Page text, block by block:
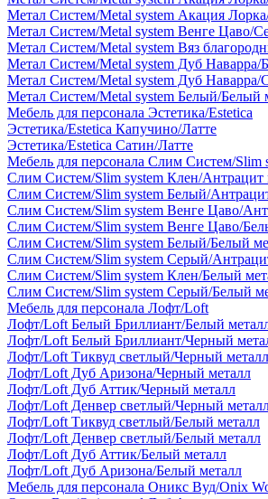
Метал Систем/Metal system Акация
Метал Систем/Metal system Венге Цаво/
Метал Систем/Metal system Вяз
Метал Систем/Metal system Дуб Наварра/
Метал Систем/Metal system Дуб Наварра/
Метал Систем/Metal system Белый/Белый
Мебель для персонала Эстетика/Estetica
Эстетика/Estetica Капучино/Латте
Эстетика/Estetica Сатин/Латте
Мебель для персонала Слим Систем/Slim
Слим Систем/Slim system Клен/Антрацит
Слим Систем/Slim system Белый/
Слим Систем/Slim system Венге Цаво/
Слим Систем/Slim system Венге Цаво/
Слим Систем/Slim system Белый/Белый
Слим Систем/Slim system Серый/
Слим Систем/Slim system Клен/Белый
Слим Систем/Slim system Серый/Белый
Мебель для персонала Лофт/Loft
Лофт/Loft Белый Бриллиант/Белый
Лофт/Loft Белый Бриллиант/Черный
Лофт/Loft Тиквуд светлый/Черный металл
Лофт/Loft Дуб Аризона/Черный металл
Лофт/Loft Дуб Аттик/Черный металл
Лофт/Loft Денвер светлый/Черный
Лофт/Loft Тиквуд светлый/Белый металл
Лофт/Loft Денвер светлый/Белый металл
Лофт/Loft Дуб Аттик/Белый металл
Лофт/Loft Дуб Аризона/Белый металл
Мебель для персонала Оникс Вуд/Onix